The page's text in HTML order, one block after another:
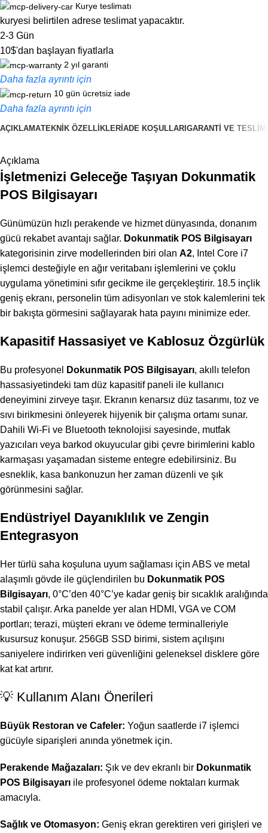
Kurye teslimatı
kuryesi belirtilen adrese teslimat yapacaktır.
2-3 Gün
10$'dan başlayan fiyatlarla
2 yıl garanti
Daha fazla ayrıntı için
10 gün ücretsiz iade
Daha fazla ayrıntı için
Salı günü İndirimleri!
AÇIKLAMATEKNIK ÖZELLIKLER İADE KOŞULLARI GARANTI VE
Açıklama
İşletmenizi Geleceğe Taşıyan Dokunmatik
POS Bilgisayarı
Günümüzün hızlı perakende ve hizmet dünyasında, donanım
gücü rekabet avantajı sağlar. Dokunmatik POS Bilgisayarı
kategorisinin zirve modellerinden biri olan A2, Intel Core i7
işlemci desteğiyle en ağır veritabanı işlemlerini ve çoklu
uygulama yönetimini sıfır gecikme ile gerçekleştirir. 18.5 inçlik
geniş ekranı, personelin tüm adisyonları ve stok kalemlerini tek
bir bakışta görmesini sağlayarak hata payını minimize eder.
Kapasitif Hassasiyet ve Kablosuz Özgürlük
Bu profesyonel Dokunmatik POS Bilgisayarı, akıllı telefon
hassasiyetindeki tam düz kapasitif paneli ile kullanıcı
deneyimini zirveye taşır. Ekranın kenarsız düz tasarımı, toz ve
sıvı birikmesini önleyerek hijyenik bir çalışma ortamı sunar.
Dahili Wi-Fi ve Bluetooth teknolojisi sayesinde, mutfak
yazıcıları veya barkod okuyucular gibi çevre birimlerini kablo
karmaşası yaşamadan sisteme entegre edebilirsiniz. Bu
esneklik, kasa bankonuzun her zaman düzenli ve şık
görünmesini sağlar.
Endüstriyel Dayanıklılık ve Zengin
Entegrasyon
Her türlü saha koşuluna uyum sağlaması için ABS ve metal
alaşımlı gövde ile güçlendirilen bu Dokunmatik POS
Bilgisayarı, 0°C’den 40°C’ye kadar geniş bir sıcaklık aralığında
stabil çalışır. Arka panelde yer alan HDMI, VGA ve COM
portları; terazi, müşteri ekranı ve ödeme terminalleriyle
kusursuz konuşur. 256GB SSD birimi, sistem açılışını
saniyelere indirirken veri güvenliğini geleneksel disklere göre
kat kat artırır.
💡 Kullanım Alanı Önerileri
Büyük Restoran ve Cafeler: Yoğun saatlerde i7 işlemci
gücüyle siparişleri anında yönetmek için.
Perakende Mağazaları: Şık ve dev ekranlı bir Dokunmatik
POS Bilgisayarı ile profesyonel ödeme noktaları kurmak
amacıyla.
Sağlık ve Otomasyon: Geniş ekran gerektiren veri girişleri ve